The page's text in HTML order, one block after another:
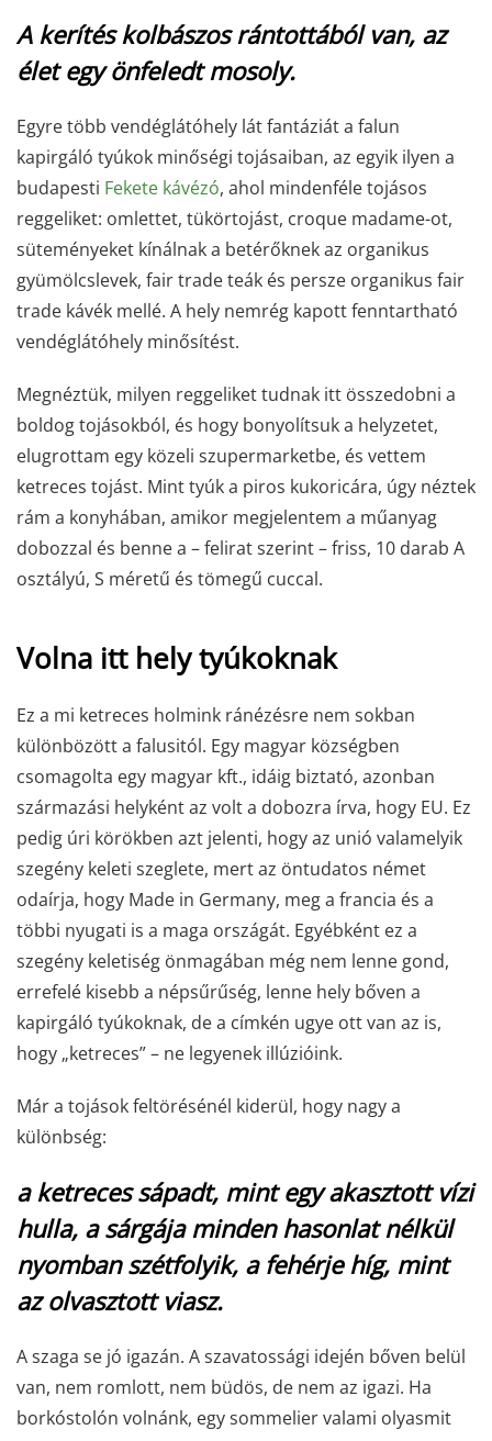
A kerítés kolbászos rántottából van, az
élet egy önfeledt mosoly.
Egyre több vendéglátóhely lát fantáziát a falun
kapirgáló tyúkok minőségi tojásaiban, az egyik ilyen a
budapesti Fekete kávézó, ahol mindenféle tojásos
reggeliket: omlettet, tükörtojást, croque madame-ot,
süteményeket kínálnak a betérőknek az organikus
gyümölcslevek, fair trade teák és persze organikus fair
trade kávék mellé. A hely nemrég kapott fenntartható
vendéglátóhely minősítést.
Megnéztük, milyen reggeliket tudnak itt összedobni a
boldog tojásokból, és hogy bonyolítsuk a helyzetet,
elugrottam egy közeli szupermarketbe, és vettem
ketreces tojást. Mint tyúk a piros kukoricára, úgy néztek
rám a konyhában, amikor megjelentem a műanyag
dobozzal és benne a – felirat szerint – friss, 10 darab A
osztályú, S méretű és tömegű cuccal.
Volna itt hely tyúkoknak
Ez a mi ketreces holmink ránézésre nem sokban
különbözött a falusitól. Egy magyar községben
csomagolta egy magyar kft., idáig biztató, azonban
származási helyként az volt a dobozra írva, hogy EU. Ez
pedig úri körökben azt jelenti, hogy az unió valamelyik
szegény keleti szeglete, mert az öntudatos német
odaírja, hogy Made in Germany, meg a francia és a
többi nyugati is a maga országát. Egyébként ez a
szegény keletiség önmagában még nem lenne gond,
errefelé kisebb a népsűrűség, lenne hely bőven a
kapirgáló tyúkoknak, de a címkén ugye ott van az is,
hogy „ketreces” – ne legyenek illúzióink.
Már a tojások feltörésénél kiderül, hogy nagy a
különbség:
a ketreces sápadt, mint egy akasztott vízi
hulla, a sárgája minden hasonlat nélkül
nyomban szétfolyik, a fehérje híg, mint
az olvasztott viasz.
A szaga se jó igazán. A szavatossági idején bőven belül
van, nem romlott, nem büdös, de nem az igazi. Ha
borkóstolón volnánk, egy sommelier valami olyasmit